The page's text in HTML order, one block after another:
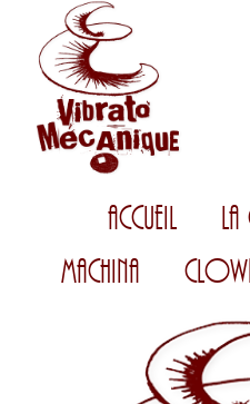
Accueil
Machina